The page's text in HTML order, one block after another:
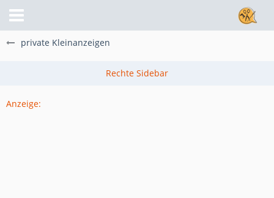
private Kleinanzeigen
Anzeige: